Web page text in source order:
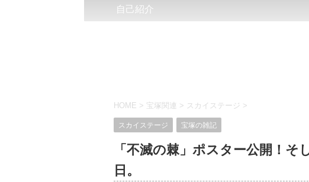
自己紹介
HOME > 宝塚関連 > スカイステージ >
スカイステージ 宝塚の雑記
「不滅の棘」ポスター公開！
日。